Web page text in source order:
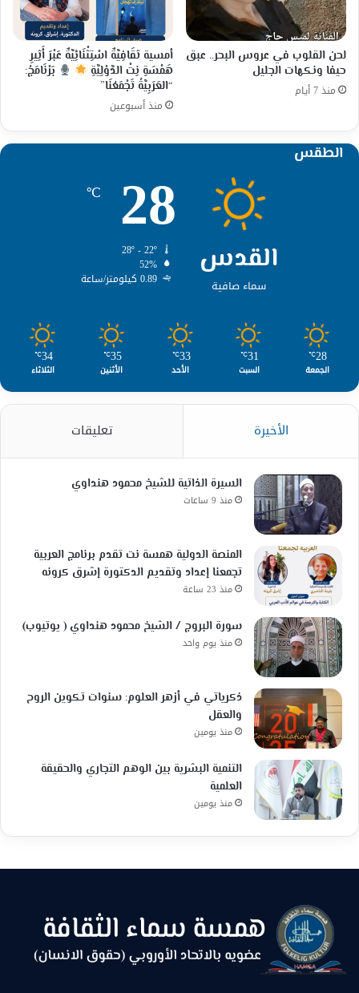
لحن القلوب في عروس البحر.. عبق
حيفا ونكهات الجليل
منذ 7 أيام
أمسية ثقَافِيَّةٌ اسْتِثْنَائِيَّةٌ عَبْرَ أَثِيرِ
هَمْسَةِ نِتْ الدَّوْلِيَّةِ
بَرْنَامَجُ:
“العَرَبِيَّةُ تَجْمَعُنَا”
منذ أسبوعين
الطقس
القدس
سماء صافية
28
℃
52%
0.89 كيلومتر/ساعة
28
℃
الجمعة
31
℃
السبت
33
℃
الأحد
35
℃
الأثنين
34
℃
الثلاثاء
الأخيرة تعليقات
السيرة الذاتية للشيخ محمود هنداوي
منذ 9 ساعات
المنصة الدولية همسة نت تقدم برنامج العربية
تجمعنا إعداد وتقديم الدكتورة إشرق كرونه
منذ 23 ساعة
سورة البروج / الشيخ محمود هنداوي ( يوتيوب)
منذ يوم واحد
ذكرياتي في أزهر العلوم: سنوات تكوين الروح
والعقل
منذ يومين
التنمية البشرية بين الوهم التجاري والحقيقة
العلمية
منذ يومين